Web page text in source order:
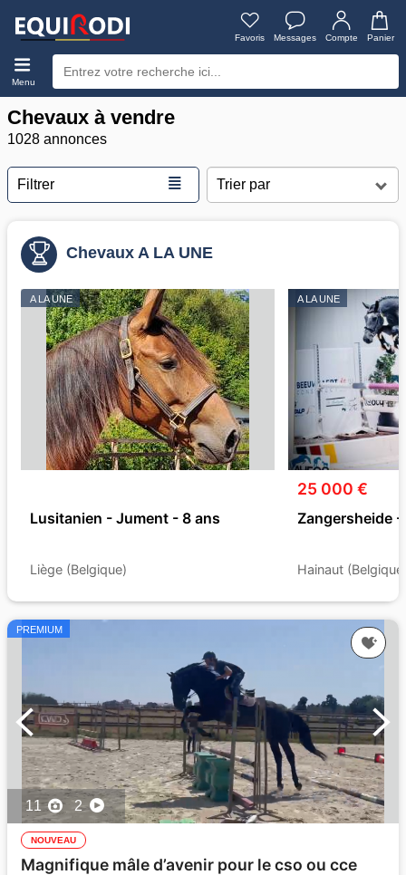
Favoris Messages Compte Panier
Menu
Chevaux à vendre
1028 annonces
Filtrer ≣
Chevaux A LA UNE
A LA UNE
Lusitanien - Jument - 8 ans
Liège (Belgique)
A LA UNE
25 000 €
Zangersheide
Hainaut
PREMIUM
11 2
NOUVEAU
Magnifique mâle d’avenir pour le cso ou cce